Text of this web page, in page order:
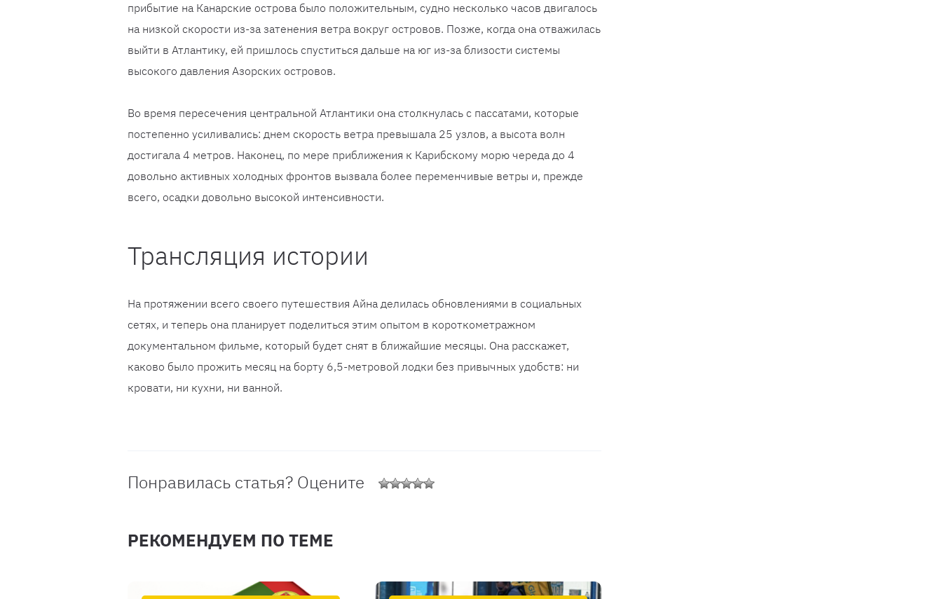
прибытие на Канарские острова было положительным, судно несколько часов двигалось
на низкой скорости из-за затенения ветра вокруг островов. Позже, когда она отважилась
выйти в Атлантику, ей пришлось спуститься дальше на юг из-за близости системы
высокого давления Азорских островов.
Во время пересечения центральной Атлантики она столкнулась с пассатами, которые
постепенно усиливались: днем ​​скорость ветра превышала 25 узлов, а высота волн
достигала 4 метров. Наконец, по мере приближения к Карибскому морю череда до 4
довольно активных холодных фронтов вызвала более переменчивые ветры и, прежде
всего, осадки довольно высокой интенсивности.
Трансляция истории
На протяжении всего своего путешествия Айна делилась обновлениями в социальных
сетях, и теперь она планирует поделиться этим опытом в короткометражном
документальном фильме, который будет снят в ближайшие месяцы. Она расскажет,
каково было прожить месяц на борту 6,5-метровой лодки без привычных удобств: ни
кровати, ни кухни, ни ванной.
Понравилась статья? Оцените
РЕКОМЕНДУЕМ ПО ТЕМЕ